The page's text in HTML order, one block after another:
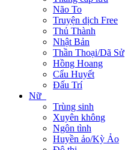
Não To
Truyện dịch Free
Thủ Thành
Nhật Bản
Thần Thoại/Dã Sử
Hồng Hoang
Cẩu Huyết
Đấu Trí
Nữ
Trùng sinh
Xuyên không
Ngôn tình
Huyền ảo/Kỳ Ảo